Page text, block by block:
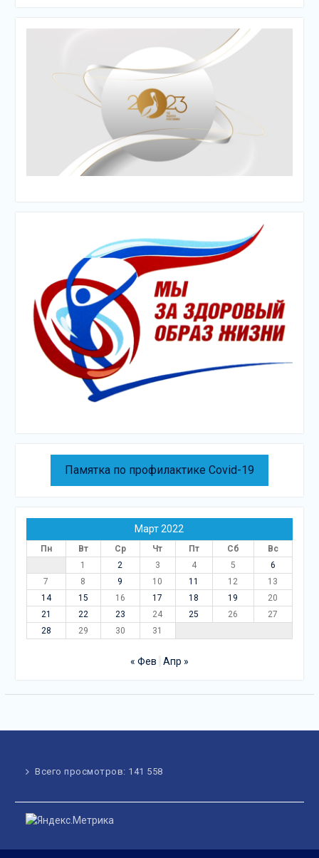
Памятка по профилактике Covid-19
Март 2022
Пн Вт Ср Чт Пт Сб
Вс
1
2 3 4 5
6
7
8 9 10 11 12
13
14
15 16 17 18 19
20
21
22 23 24 25 26
27
28
29 30 31
« Фев Апр »
Всего просмотров: 141 558